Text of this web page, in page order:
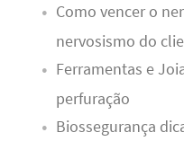
Como vencer o
nervosismo do
Ferramentas e
perfuração
Biossegurança